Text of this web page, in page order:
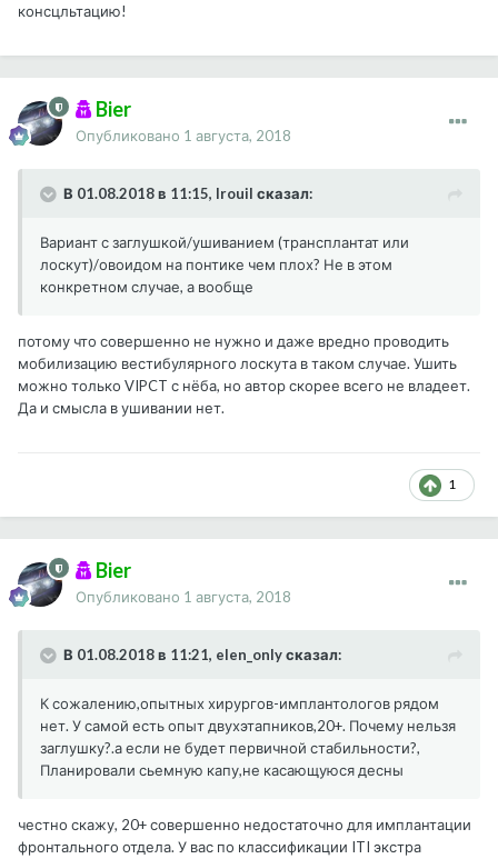
консцльтацию!
Bier
Опубликовано 1 августа, 2018
В 01.08.2018 в 11:15, Irouil сказал:
Вариант с заглушкой/ушиванием (трансплантат или
лоскут)/овоидом на понтике чем плох? Не в этом
конкретном случае, а вообще
потому что совершенно не нужно и даже вредно проводить
мобилизацию вестибулярного лоскута в таком случае. Ушить
можно только VIPCT с нёба, но автор скорее всего не владеет.
Да и смысла в ушивании нет.
1
Bier
Опубликовано 1 августа, 2018
В 01.08.2018 в 11:21, elen_only сказал:
К сожалению,опытных хирургов-имплантологов рядом
нет. У самой есть опыт двухэтапников,20+. Почему нельзя
заглушку?.а если не будет первичной стабильности?,
Планировали сьемную капу,не касающуюся десны
честно скажу, 20+ совершенно недостаточно для имплантации
фронтального отдела. У вас по классификации ITI экстра